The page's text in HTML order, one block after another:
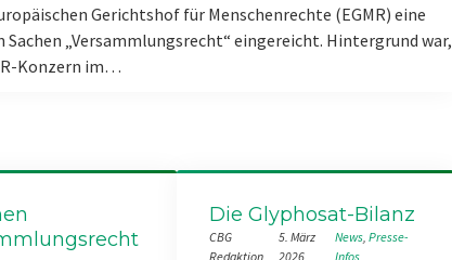
Gerichtshof für Menschenrechte (EGMR) eine
Sachen „Versammlungsrecht“ eingereicht. Hintergrund war,
Konzern im…
Die Glyphosat-Bilanz
CBG
Redaktion
5. März
2026
News, Presse-
Infos